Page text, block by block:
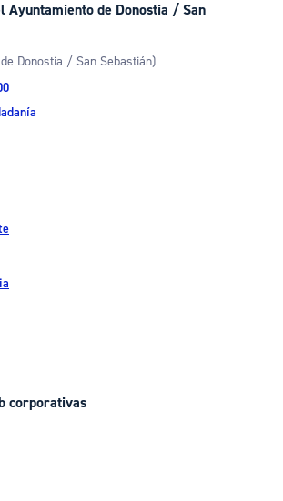
Ayuntamiento de Donostia / San
Donostia / San Sebastián)
corporativas